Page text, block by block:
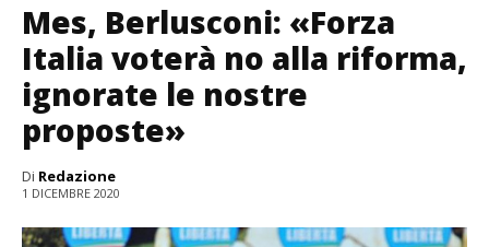
Mes, Berlusconi: «Forza
Italia voterà no alla riforma,
ignorate le nostre
proposte»
Di Redazione
1 DICEMBRE 2020